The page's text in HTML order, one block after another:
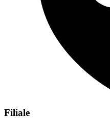
Filiale